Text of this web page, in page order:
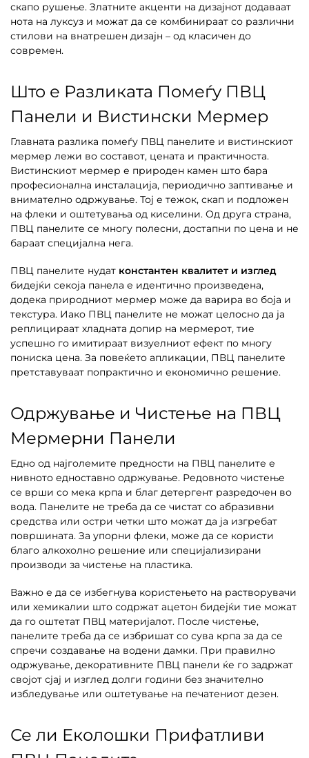
скапо рушење. Златните акценти на дизајнот додаваат
нота на луксуз и можат да се комбинираат со различни
стилови на внатрешен дизајн – од класичен до
современ.
Што е Разликата Помеѓу ПВЦ
Панели и Вистински Мермер
Главната разлика помеѓу ПВЦ панелите и вистинскиот
мермер лежи во составот, цената и практичноста.
Вистинскиот мермер е природен камен што бара
професионална инсталација, периодично заптивање и
внимателно одржување. Тој е тежок, скап и подложен
на флеки и оштетувања од киселини. Од друга страна,
ПВЦ панелите се многу полесни, достапни по цена и не
бараат специјална нега.
ПВЦ панелите нудат константен квалитет и изглед
бидејќи секоја панела е идентично произведена,
додека природниот мермер може да варира во боја и
текстура. Иако ПВЦ панелите не можат целосно да ја
реплицираат хладната допир на мермерот, тие
успешно го имитираат визуелниот ефект по многу
пониска цена. За повеќето апликации, ПВЦ панелите
претставуваат попрактично и економично решение.
Одржување и Чистење на ПВЦ
Мермерни Панели
Едно од најголемите предности на ПВЦ панелите е
нивното едноставно одржување. Редовното чистење
се врши со мека крпа и благ детергент разредочен во
вода. Панелите не треба да се чистат со абразивни
средства или остри четки што можат да ја изгребат
површината. За упорни флеки, може да се користи
благо алкохолно решение или специјализирани
производи за чистење на пластика.
Важно е да се избегнува користењето на растворувачи
или хемикалии што содржат ацетон бидејќи тие можат
да го оштетат ПВЦ материјалот. После чистење,
панелите треба да се избришат со сува крпа за да се
спречи создавање на водени дамки. При правилно
одржување, декоративните ПВЦ панели ќе го задржат
својот сјај и изглед долги години без значително
избледување или оштетување на печатениот дезен.
Се ли Еколошки Прифатливи